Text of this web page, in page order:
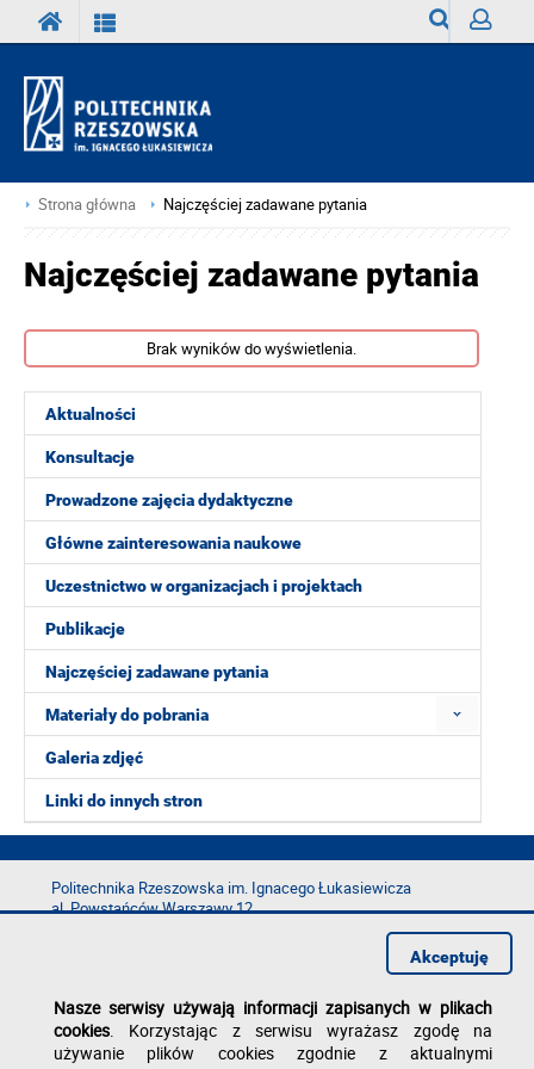
Strona główna Najczęściej zadawane pytania
Aktualności
Konsultacje
Prowadzone zajęcia dydaktyczne
Główne zainteresowania naukowe
Uczestnictwo w organizacjach i projektach
Publikacje
Najczęściej zadawane pytania
Materiały do pobrania
Galeria zdjęć
Linki do innych stron
Najczęściej zadawane pytania
Brak wyników do wyświetlenia.
Politechnika Rzeszowska im. Ignacego Łukasiewicza
al. Powstańców Warszawy 12
e-mail:kancelaria@prz.edu.pl
Deklaracja dostępności
Nasze serwisy używają informacji zapisanych w plikach
cookies. Korzystając z serwisu wyrażasz zgodę na
używanie plików cookies zgodnie z aktualnymi
Akceptuję